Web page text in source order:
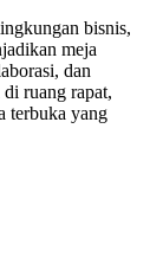
bisnis,
meja
dan
ruang rapat,
terbuka yang